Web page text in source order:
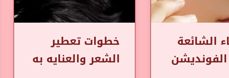
الشائعة
خطوات تعطير
الشعر والعنايه به